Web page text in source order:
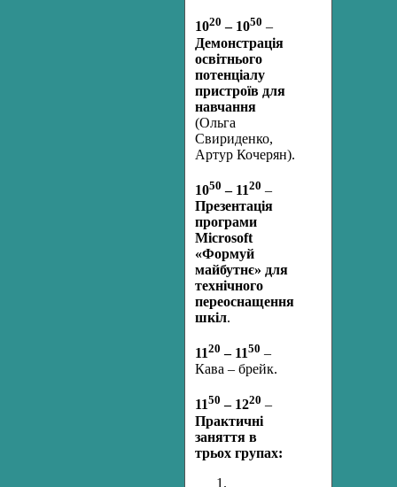
1020 – 1050 –
Демонстрація
освітнього
потенціалу
пристроїв для
навчання
(Ольга
Свириденко,
Артур Кочерян).
1050 – 1120 –
Презентація
програми
Microsoft
«Формуй
майбутнє» для
технічного
переоснащення
шкіл.
1120 – 1150 –
Кава – брейк.
1150 – 1220 –
Практичні
заняття в
трьох групах: